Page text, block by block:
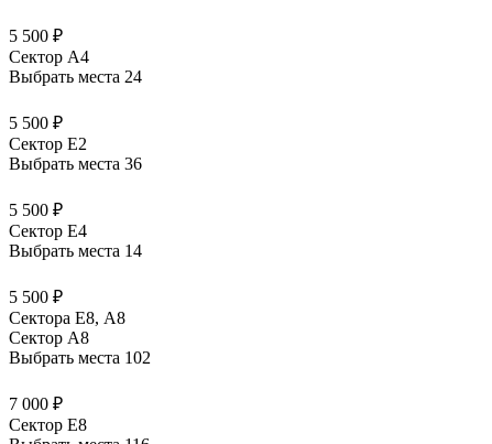
5 500 ₽
Сектор A4
Выбрать места 24
5 500 ₽
Сектор E2
Выбрать места 36
5 500 ₽
Сектор E4
Выбрать места 14
5 500 ₽
Сектора Е8, А8
Сектор A8
Выбрать места 102
7 000 ₽
Сектор E8